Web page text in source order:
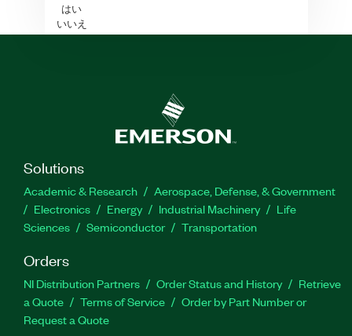
はい
いいえ
Solutions
Academic & Research
Aerospace, Defense, & Government
Electronics
Energy Industrial Machinery
Life
Sciences
Semiconductor Transportation
Orders
NI Distribution Partners Order Status and History
Retrieve
a Quote
Terms of Service
Order by Part Number or
Request a Quote